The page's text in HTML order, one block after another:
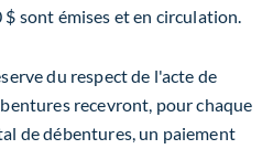
sont émises et en circulation.
du respect de l'acte de
recevront, pour chaque
de débentures, un paiement